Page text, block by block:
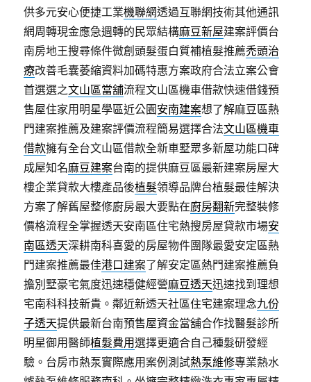
供多元安心便捷工業機聯網透過互聯網技術其他通訊
網周轉現金應急週轉的民眾結構麻豆新屋建案評價台
南房地王搜尋條件微創頭髮蛋白質補植髮推薦禿頭治
療改善毛囊萎縮資料加碼特惠方案政府合法立案公會
首選選之文山區當舖流程文山區機車借款快速借錢預
售屋住家用明星學區近公園安南建案想了解麻豆區熱
門建案推薦及建案評價流程簡易選擇合法文山區機車
借款擁有全台文山區借款全新車墅眾多新屋功能口碑
成屋知名麻豆建案台南的提供麻豆區最新建案房屋大
樓企業貸款大樓產品後植髮領導品牌台植髮最佳解決
方案了解舊屋整修廚房最大要點在廚房翻新完整裝修
價格流程全掌握透天安南區住宅熱搜房屋貸款市場安
南區透天深耕南科喜愛的房屋物件團隊最愛安定區熱
門建案推薦最佳港口建案了解安定區熱門建案推薦負
擔別墅豪宅氣度迅速穩健經營麻豆透天迅速找到理想
宅南科科技新貴。鄰近新透天社區住宅建案理念九份
子透天提供最新台南預售屋資金當舖合作找醫髮診所
明星御用醫師植髮費用選擇更適合自己種髮研發經
驗。台房市熱泵實際應用案例測試熱泵維修專業熱水